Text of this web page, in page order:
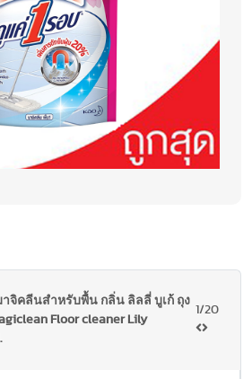
าจิคลีนสำหรับพื้น กลิ่น ลิลลี่ บูเก้ ถุง
Floor cleaner Lily
1/20